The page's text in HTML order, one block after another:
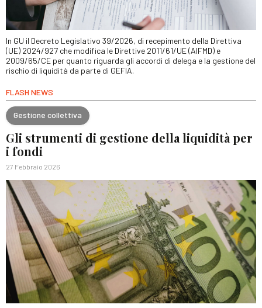
In GU il Decreto Legislativo 39/2026, di recepimento della Direttiva
(UE) 2024/927 che modifica le Direttive 2011/61/UE (AIFMD) e
2009/65/CE per quanto riguarda gli accordi di delega e la gestione del
rischio di liquidità da parte di GEFIA.
FLASH NEWS
Gestione collettiva
Gli strumenti di gestione della liquidità per
i fondi
27 Febbraio 2026